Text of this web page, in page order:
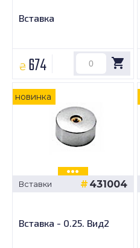
Вставка
₴ 674
новинка
Вставки 431004
Вставка - 0.25. Вид2